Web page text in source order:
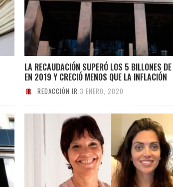
LA RECAUDACIÓN SUPERÓ LOS 5 BILLONES
EN 2019 Y CRECIÓ MENOS QUE LA INFLACIÓN
REDACCIÓN IR 3 ENERO, 2020